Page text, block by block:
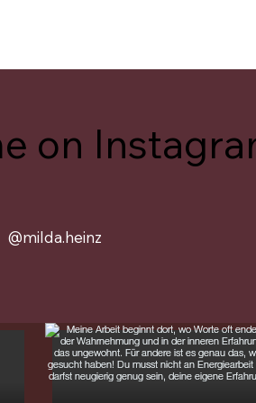
on
@milda.heinz